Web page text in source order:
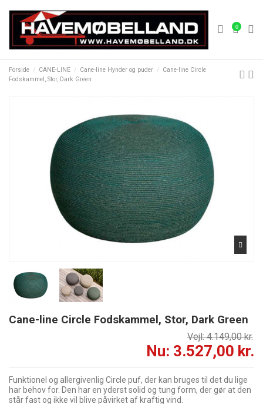
0
Forside CANE-LINE Cane-line Hynder og puder
Cane-line Circle
Fodskammel, Stor, Dark Green
Cane-line Circle Fodskammel, Stor, Dark Green
Vejl: 4.149,00 kr.
Nu: 3.527,00 kr.
Funktionel og allergivenlig Circle puf, der kan bruges til det du lige
har behov for. Den har en yderst solid og tung form, der gør at den
står fast og ikke vil blive påvirket af kraftig vind.